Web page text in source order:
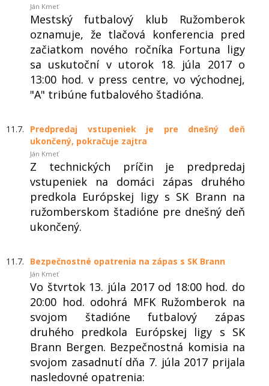
Ján Kmeť
Mestský futbalový klub Ružomberok
oznamuje, že tlačová konferencia pred
začiatkom nového ročníka Fortuna ligy
sa uskutoční v utorok 18. júla 2017 o
13:00 hod. v press centre, vo východnej,
"A" tribúne futbalového štadióna.
11.7.
Predpredaj vstupeniek je pre dnešný deň
ukončený, pokračuje zajtra
Ján Kmeť
Z technických príčin je predpredaj
vstupeniek na domáci zápas druhého
predkola Európskej ligy s SK Brann na
ružomberskom štadióne pre dnešný deň
ukončený.
11.7. Bezpečnostné opatrenia na zápas s SK Brann
Ján Kmeť
Vo štvrtok 13. júla 2017 od 18:00 hod. do
20:00 hod. odohrá MFK Ružomberok na
svojom štadióne futbalový zápas
druhého predkola Európskej ligy s SK
Brann Bergen. Bezpečnostná komisia na
svojom zasadnutí dňa 7. júla 2017 prijala
nasledovné opatrenia: